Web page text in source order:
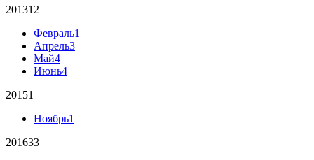
201312
Февраль1
Апрель3
Май4
Июнь4
20151
Ноябрь1
201633